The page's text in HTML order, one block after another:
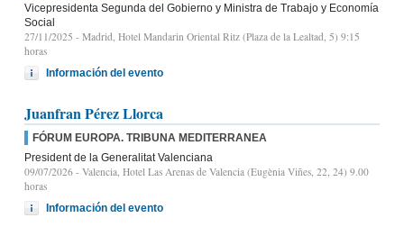
Vicepresidenta Segunda del Gobierno y Ministra de Trabajo y Economía
Social
27/11/2025 - Madrid, Hotel Mandarin Oriental Ritz (Plaza de la Lealtad, 5) 9:15
horas
Información del evento
Juanfran Pérez Llorca
FÓRUM EUROPA. TRIBUNA MEDITERRANEA
President de la Generalitat Valenciana
09/07/2026 - Valencia, Hotel Las Arenas de Valencia (Eugènia Viñes, 22, 24) 9.00
horas
Información del evento